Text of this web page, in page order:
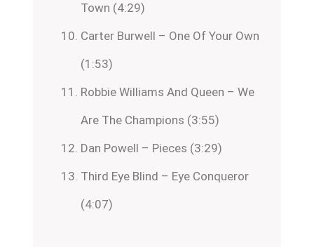
Town (4:29)
Carter Burwell – One Of Your Own
(1:53)
Robbie Williams And Queen – We
Are The Champions (3:55)
Dan Powell – Pieces (3:29)
Third Eye Blind – Eye Conqueror
(4:07)